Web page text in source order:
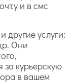
и в смс
другие услуги:
Они
курьерскую
в вашем